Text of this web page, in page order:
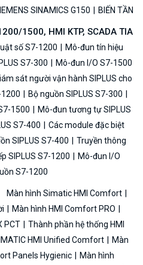
SINAMICS G150 BIẾN TẦN
1500, HMI KTP, SCADA TIA
số S7-1200
Mô-đun tín hiệu
S7-300
Mô-đun I/O S7-1500
sát người vận hành SIPLUS cho
Bộ nguồn SIPLUS S7-300
1500
Mô-đun tương tự SIPLUS
S7-400
Các module đặc biệt
SIPLUS S7-400
Truyền thông
SIPLUS S7-1200
Mô-đun I/O
S7-1200
Màn hình Simatic HMI Comfort
Màn hình HMI Comfort PRO
PCT
Thành phần hệ thống HMI
HMI Unified Comfort
Màn
Panels Hygienic
Màn hình